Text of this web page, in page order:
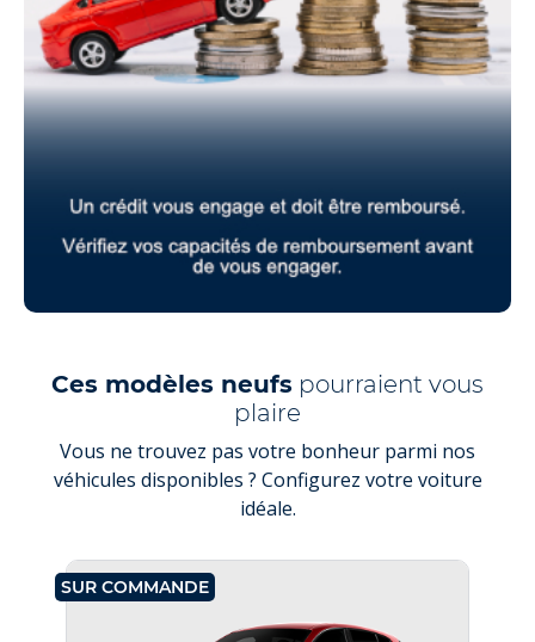
Ces modèles neufs pourraient vous
plaire
Vous ne trouvez pas votre bonheur parmi nos
véhicules disponibles ? Configurez votre voiture
idéale.
SUR COMMANDE